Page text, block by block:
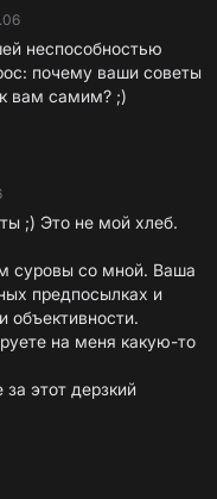
неспособностью
почему ваши советы
вам самим? ;)
;) Это не мой хлеб.
суровы со мной. Ваша
предпосылках и
объективности.
на меня какую-то
этот дерзкий